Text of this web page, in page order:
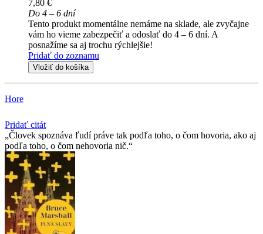
7,80 €
Do 4 – 6 dní
Tento produkt momentálne nemáme na sklade, ale zvyčajne
vám ho vieme zabezpečiť a odoslať do 4 – 6 dní. A
posnažíme sa aj trochu rýchlejšie!
Pridať do zoznamu
Vložiť do košíka
Hore
Pridať citát
Človek spoznáva ľudí práve tak podľa toho, o čom hovoria, ako aj
podľa toho, o čom nehovoria nič.